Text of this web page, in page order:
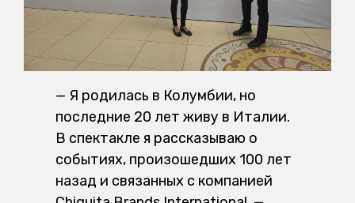
— Я родилась в Колумбии, но
последние 20 лет живу в Италии.
В спектакле я рассказываю о
событиях, произошедших 100 лет
назад и связанных с компанией